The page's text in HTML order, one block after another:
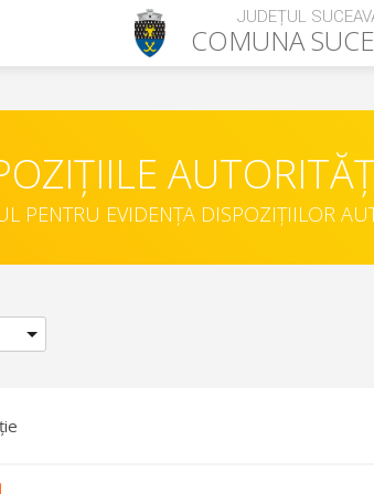
JUDEȚUL
COMUNA
PENTRU EVIDENȚA DISPOZIȚIILOR